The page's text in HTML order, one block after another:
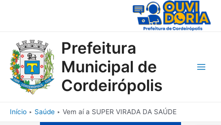
Prefeitura
Municipal de
Cordeirópolis
Início Saúde Vem aí a SUPER VIRADA DA SAÚDE